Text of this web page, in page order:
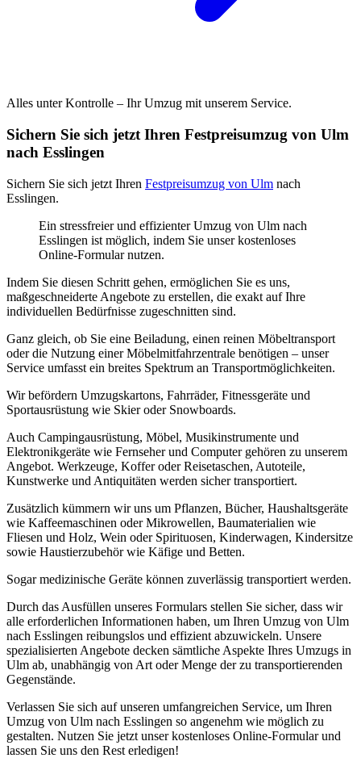
Alles unter Kontrolle – Ihr Umzug mit unserem Service.
Sichern Sie sich jetzt Ihren Festpreisumzug von Ulm
nach Esslingen
Sichern Sie sich jetzt Ihren Festpreisumzug von Ulm nach
Esslingen.
Ein stressfreier und effizienter Umzug von Ulm nach
Esslingen ist möglich, indem Sie unser kostenloses
Online-Formular nutzen.
Indem Sie diesen Schritt gehen, ermöglichen Sie es uns,
maßgeschneiderte Angebote zu erstellen, die exakt auf Ihre
individuellen Bedürfnisse zugeschnitten sind.
Ganz gleich, ob Sie eine Beiladung, einen reinen Möbeltransport
oder die Nutzung einer Möbelmitfahrzentrale benötigen – unser
Service umfasst ein breites Spektrum an Transportmöglichkeiten.
Wir befördern Umzugskartons, Fahrräder, Fitnessgeräte und
Sportausrüstung wie Skier oder Snowboards.
Auch Campingausrüstung, Möbel, Musikinstrumente und
Elektronikgeräte wie Fernseher und Computer gehören zu unserem
Angebot. Werkzeuge, Koffer oder Reisetaschen, Autoteile,
Kunstwerke und Antiquitäten werden sicher transportiert.
Zusätzlich kümmern wir uns um Pflanzen, Bücher, Haushaltsgeräte
wie Kaffeemaschinen oder Mikrowellen, Baumaterialien wie
Fliesen und Holz, Wein oder Spirituosen, Kinderwagen, Kindersitze
sowie Haustierzubehör wie Käfige und Betten.
Sogar medizinische Geräte können zuverlässig transportiert werden.
Durch das Ausfüllen unseres Formulars stellen Sie sicher, dass wir
alle erforderlichen Informationen haben, um Ihren Umzug von Ulm
nach Esslingen reibungslos und effizient abzuwickeln. Unsere
spezialisierten Angebote decken sämtliche Aspekte Ihres Umzugs in
Ulm ab, unabhängig von Art oder Menge der zu transportierenden
Gegenstände.
Verlassen Sie sich auf unseren umfangreichen Service, um Ihren
Umzug von Ulm nach Esslingen so angenehm wie möglich zu
gestalten. Nutzen Sie jetzt unser kostenloses Online-Formular und
lassen Sie uns den Rest erledigen!